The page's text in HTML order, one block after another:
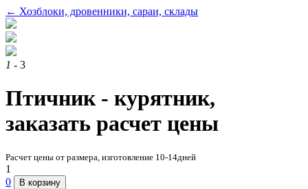
← Хозблоки, дровенники, сараи, склады
1 - 3
Птичник - курятник,
заказать расчет цены
Расчет цены от размера, изготовление 10-14дней
1
0
В корзину